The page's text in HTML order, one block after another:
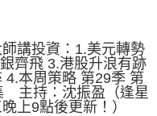
講投資：1.美元轉勢
齊飛 3.港股升浪有跡
4.本周策略 第29季 第
主持：沈振盈（逢星
上9點後更新！）